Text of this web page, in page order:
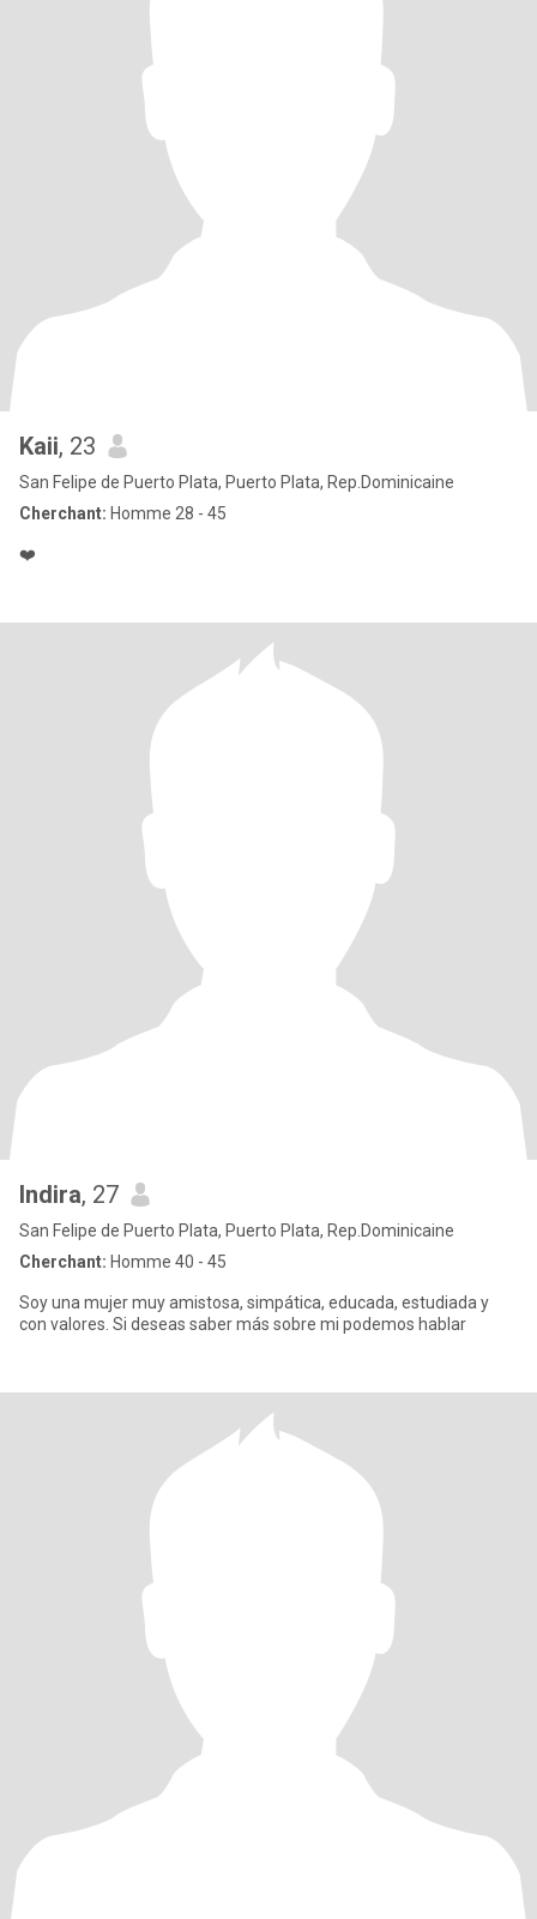
Kaii, 23
San Felipe de Puerto Plata, Puerto Plata, Rep.Dominicaine
Cherchant: Homme 28 - 45
❤️
Indira, 27
San Felipe de Puerto Plata, Puerto Plata, Rep.Dominicaine
Cherchant: Homme 40 - 45
Soy una mujer muy amistosa, simpática, educada, estudiada y
con valores. Si deseas saber más sobre mi podemos hablar